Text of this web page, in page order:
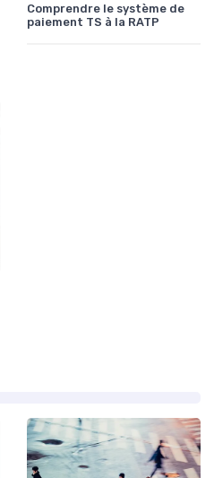
Comprendre le système de
paiement TS à la RATP